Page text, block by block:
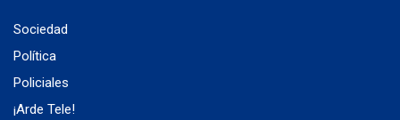
Sociedad
Política
Policiales
¡Arde Tele!